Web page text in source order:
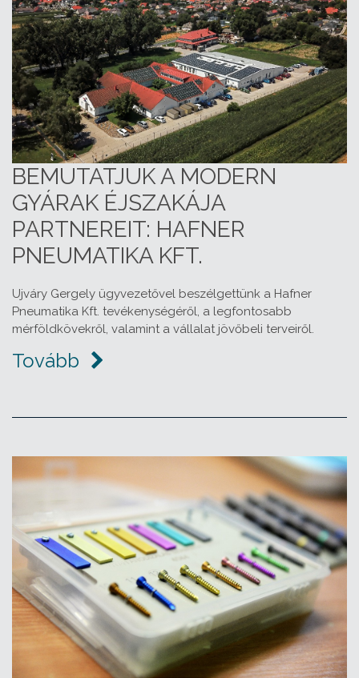
BEMUTATJUK A MODERN
GYÁRAK ÉJSZAKÁJA
PARTNEREIT: HAFNER
PNEUMATIKA KFT.
Ujváry Gergely ügyvezetővel beszélgettünk a Hafner
Pneumatika Kft. tevékenységéről, a legfontosabb
mérföldkövekről, valamint a vállalat jövőbeli terveiről.
Tovább